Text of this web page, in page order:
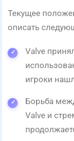
Текущее
описать
Valve
игроки
Борьба
Valve и